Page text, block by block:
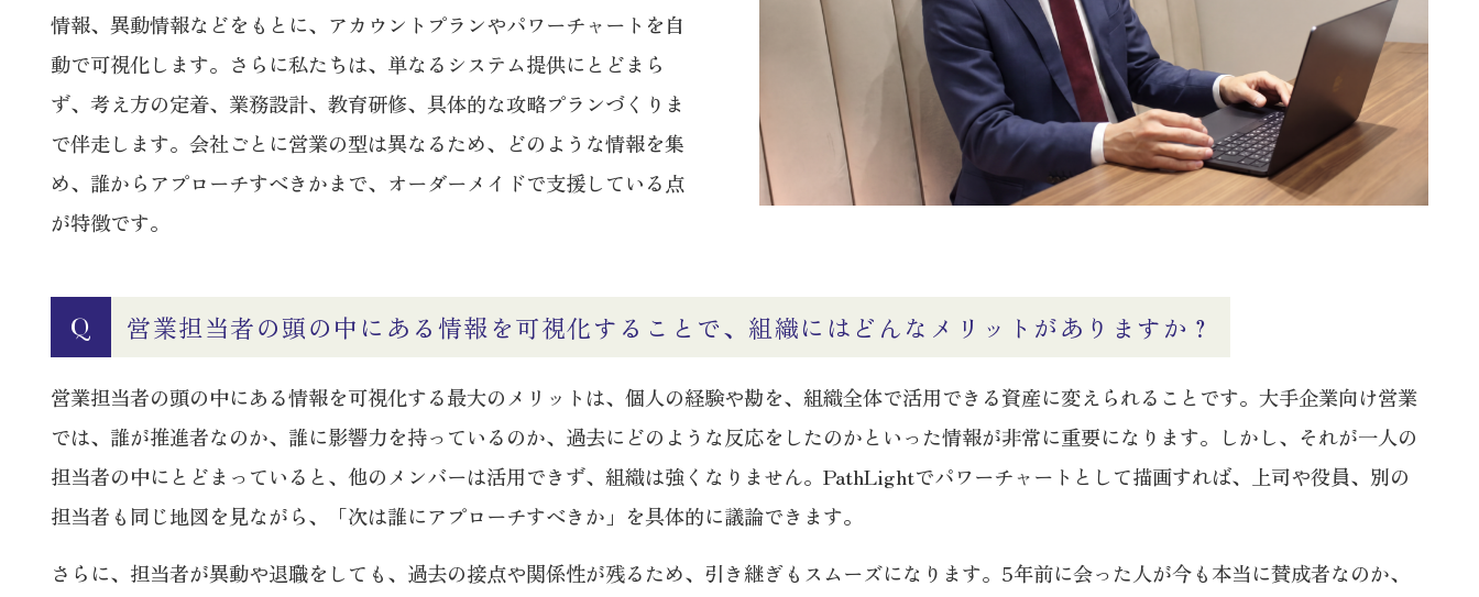
情報、異動情報などをもとに、アカウントプランやパワーチャートを自
動で可視化します。さらに私たちは、単なるシステム提供にとどまら
ず、考え方の定着、業務設計、教育研修、具体的な攻略プランづくりま
で伴走します。会社ごとに営業の型は異なるため、どのような情報を集
め、誰からアプローチすべきかまで、オーダーメイドで支援している点
が特徴です。
Q 営業担当者の頭の中にある情報を可視化することで、組織にはどんなメリットがありますか？
営業担当者の頭の中にある情報を可視化する最大のメリットは、個人の経験や勘を、組織全体で活用できる資産に変えられることです。大手企業向け営業
では、誰が推進者なのか、誰に影響力を持っているのか、過去にどのような反応をしたのかといった情報が非常に重要になります。しかし、それが一人の
担当者の中にとどまっていると、他のメンバーは活用できず、組織は強くなりません。PathLightでパワーチャートとして描画すれば、上司や役員、別の
担当者も同じ地図を見ながら、「次は誰にアプローチすべきか」を具体的に議論できます。
さらに、担当者が異動や退職をしても、過去の接点や関係性が残るため、引き継ぎもスムーズになります。5年前に会った人が今も本当に賛成者なのか、